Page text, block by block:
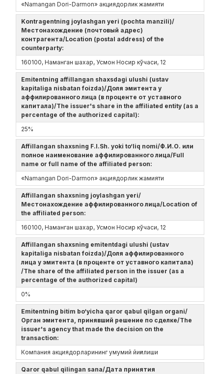
«Namangan Dori-Darmon» акциядорлик жамияти
Kontragentning joylashgan yeri (pochta manzili)/
Местонахождение (почтовый адрес)
контрагента/Location (postal address) of the
counterparty:
160100, Наманган шахар, Усмон Носир кўчаси, 12
Emitentning affillangan shaxsdagi ulushi (ustav
kapitaliga nisbatan foizda)/Доля эмитента у
аффилированного лица (в проценте от уставного
капитала)/The issuer's share in the affiliated entity (as a
percentage of the authorized capital):
25%
Affillangan shaxsning F.I.Sh. yoki to‘liq nomi/Ф.И.О. или
полное наименование аффилированного лица/Full
name or full name of the affiliated person:
«Namangan Dori-Darmon» акциядорлик жамияти
Affillangan shaxsning joylashgan yeri/
Местонахождение аффилированного лица/Location of
the affiliated person:
160100, Наманган шахар, Усмон Носир кўчаси, 12
Affillangan shaxsning emitentdagi ulushi (ustav
kapitaliga nisbatan foizda)/Доля аффилированного
лица у эмитента (в проценте от уставного капитала)
/The share of the affiliated person in the issuer (as a
percentage of the authorized capital)
0%
Emitentning bitim bo‘yicha qaror qabul qilgan organi/
Орган эмитента, принявший решение по сделке/The
issuer's agency that made the decision on the
transaction:
Компания акциядорларининг умумий йиғилиши
Qaror qabul qilingan sana/Дата принятия